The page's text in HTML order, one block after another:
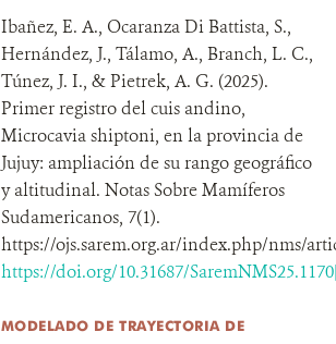
Ibañez, E. A., Ocaranza Di Battista, S.,
Hernández, J., Tálamo, A., Branch, L. C.,
Túnez, J. I., & Pietrek, A. G. (2025).
Primer registro del cuis andino,
Microcavia shiptoni, en la provincia de
Jujuy: ampliación de su rango geográfico
y altitudinal. Notas Sobre Mamíferos
Sudamericanos, 7(1).
https://ojs.sarem.org.ar/index.php/nms/
https://doi.org/10.31687/
MODELADO DE TRAYECTORIA DE